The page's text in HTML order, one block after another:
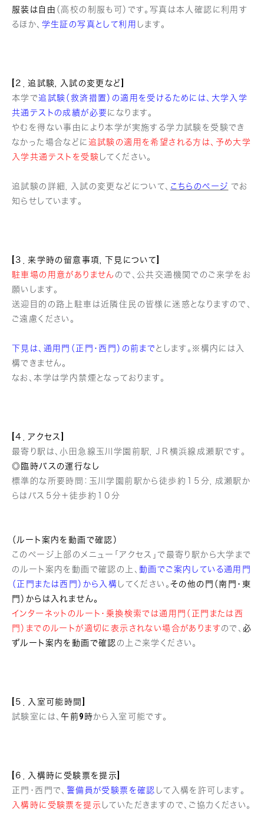
服装は自由 （高校の制服も可）です。写真は本人確認に利用す
るほか、 学生証の写真として利用 します。
[２．追試験，入試の変更など]
本学で追試験（救済措置）の適用を受けるためには、大学入学
共通テストの成績が必要になります。
やむを得ない事由により本学が実施する学力試験を受験でき
なかった場合などに追試験の適用を希望される方は、予め大学
入学共通テストを受験してください。
追試験の詳細，入試の変更などについて、 こちらのページ でお
知らせしています。
[３．来学時の留意事項，下見について]
駐車場の用意がありません ので、公共交通機関でのご来学をお
願いします。
送迎目的の路上駐車は近隣住民の皆様に迷惑となりますので、
ご遠慮ください。
下見は、通用門（正門・西門）の前までとします。※構内には入
構できません。
なお、本学は学内禁煙となっております。
[４．アクセス]
最寄り駅は、小田急線玉川学園前駅，ＪＲ横浜線成瀬駅です。
◎臨時バスの運行なし
標準的な所要時間：玉川学園前駅から徒歩約１５分，成瀬駅か
らはバス５分＋徒歩約１０分
（ルート案内を動画で確認）
このページ上部のメニュー「アクセス」で最寄り駅から大学まで
のルート案内を動画で確認の上、 動画でご案内している通用門
（正門または西門）から入構してください。その他の門（南門・東
門）からは入れません。
インターネットのルート・乗換検索では通用門（正門または西
門）までのルートが適切に表示されない場合がありますので、必
ずルート案内を動画で確認の上ご来学ください。
[５．入室可能時間]
試験室には、午前9時から入室可能です。
[６．入構時に受験票を提示]
正門・西門で、 警備員が受験票を確認 して入構を許可します。
入構時に受験票を提示 していただきますので、ご協力ください。